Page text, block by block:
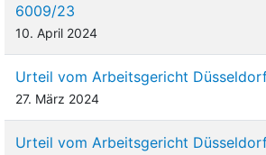
6009/23
10. April 2024
Urteil vom Arbeitsgericht
27. März 2024
Urteil vom Arbeitsgericht